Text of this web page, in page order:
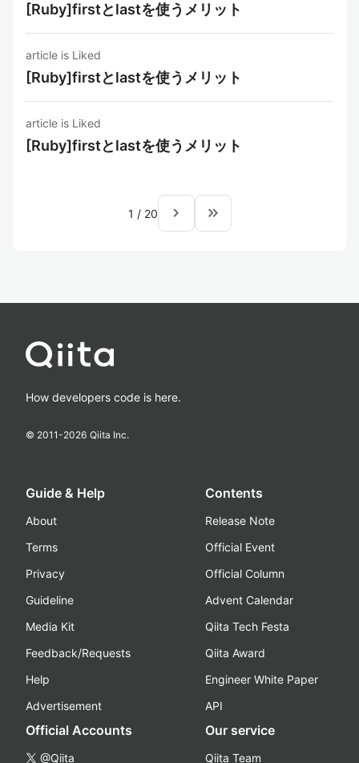
[Ruby]firstとlastを使うメリット
article is Liked
[Ruby]firstとlastを使うメリット
article is Liked
[Ruby]firstとlastを使うメリット
1 / 20 navigate_next keyboard_double_arrow_right
How developers code is here.
© 2011-2026 Qiita Inc.
Guide & Help
About
Terms
Privacy
Guideline
Media Kit
Feedback/Requests
Help
Advertisement
Contents
Release Note
Official Event
Official Column
Advent Calendar
Qiita Tech Festa
Qiita Award
Engineer White Paper
API
Official Accounts
@Qiita
Our service
Qiita Team